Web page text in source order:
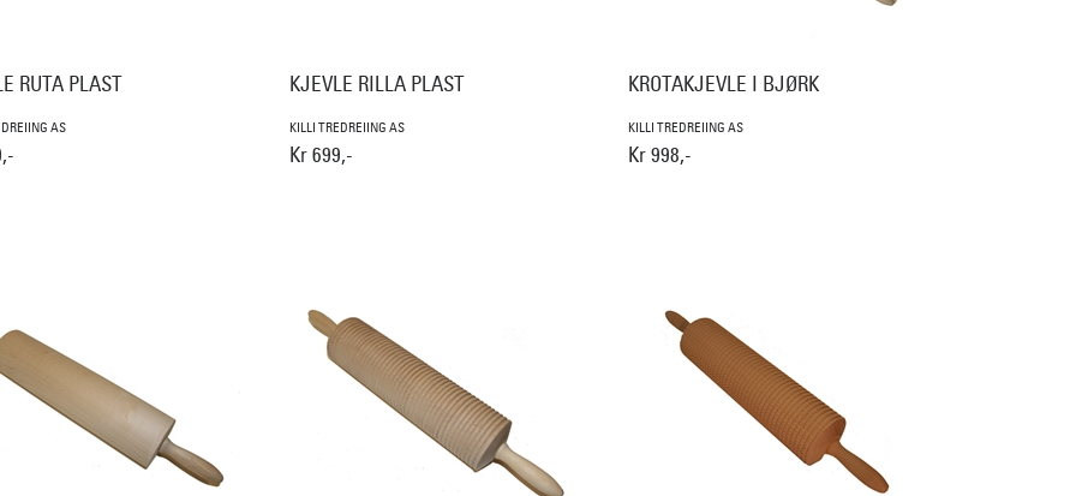
RUTA PLAST
AS
KJEVLE RILLA PLAST
KILLI TREDREIING AS
Kr 699,-
KROTAKJEVLE I BJØRK
KILLI TREDREIING AS
Kr 998,-